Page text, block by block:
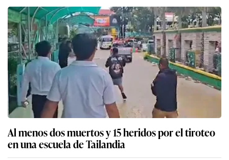
Al menos dos muertos y 15 heridos por el tiroteo
en una escuela de Tailandia